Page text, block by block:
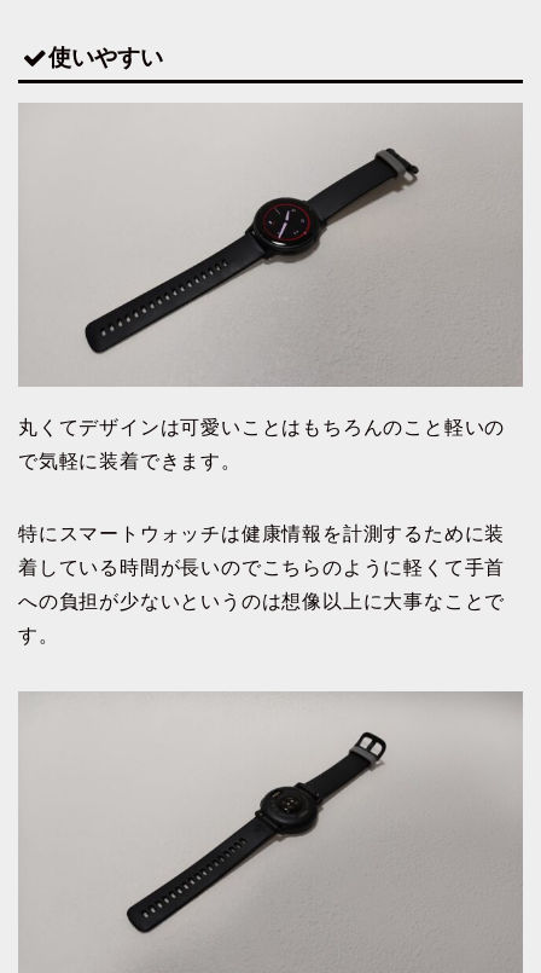
使いやすい
丸くてデザインは可愛いことはもちろんのこと軽いの
で気軽に装着できます。
特にスマートウォッチは健康情報を計測するために装
着している時間が長いのでこちらのように軽くて手首
への負担が少ないというのは想像以上に大事なことで
す。